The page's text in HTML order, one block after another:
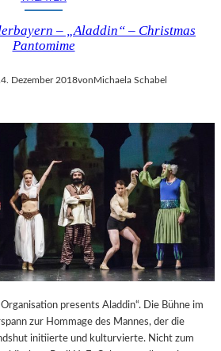
N
–
A
N
N
E
N
D
I
N
S
Z
N
I
E
– „Aladdin“ – Christmas
Pantomime
Dezember 2018vonMichaela Schabel
presents Aladdin“. Die Bühne im
zur Hommage des Mannes, der die
initiierte und kulturvierte. Nicht zum